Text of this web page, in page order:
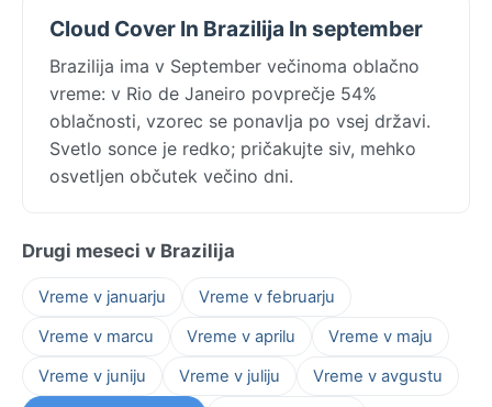
Cloud Cover In Brazilija In september
Brazilija ima v September večinoma oblačno
vreme: v Rio de Janeiro povprečje 54%
oblačnosti, vzorec se ponavlja po vsej državi.
Svetlo sonce je redko; pričakujte siv, mehko
osvetljen občutek večino dni.
Drugi meseci v Brazilija
Vreme v januarju
Vreme v februarju
Vreme v marcu
Vreme v aprilu
Vreme v maju
Vreme v juniju
Vreme v juliju
Vreme v avgustu